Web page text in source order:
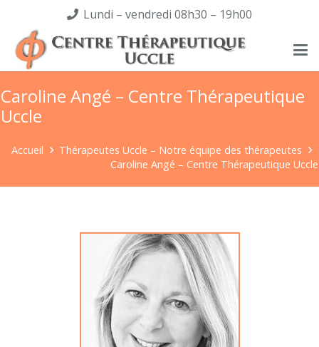
Lundi – vendredi 08h30 – 19h00
Caroline Angé – Centre Thérapeutique
Uccle
Accueil
Thérapeutes Uccle – Notre équipe des thérapeutes
Caroline Angé – Centre Thérapeutique Uccle